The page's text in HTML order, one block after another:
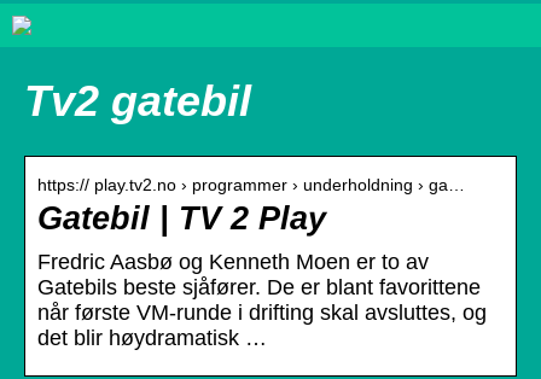
Tv2 gatebil
https:// play.tv2.no › programmer › underholdning › ga…
Gatebil | TV 2 Play
Fredric Aasbø og Kenneth Moen er to av
Gatebils beste sjåfører. De er blant favorittene
når første VM-runde i drifting skal avsluttes, og
det blir høydramatisk …